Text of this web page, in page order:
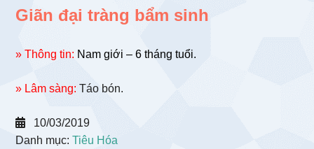
Giãn đại tràng bẩm sinh
» Thông tin: Nam giới – 6 tháng tuổi.
» Lâm sàng:Táo bón.
10/03/2019
Danh mục:Tiêu Hóa